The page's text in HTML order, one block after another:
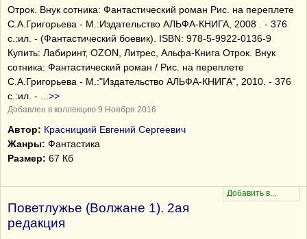
Отрок. Внук сотника: Фантастический роман Рис. на переплете
С.А.Григорьева - М.:Издательство АЛЬФА-КНИГА, 2008 . - 376
с.:ил. - (Фантастический боевик). ISBN: 978-5-9922-0136-9
Купить: Лабиринт, OZON, Литрес, Альфа-Книга Отрок. Внук
сотника: Фантастический роман / Рис. на переплете
С.А.Григорьева - М.:"Издательство АЛЬФА-КНИГА", 2010. - 376
с.:ил. -
>>
Добавлен в коллекцию 9 Ноября 2016
Автор: Красницкий Евгений Сергеевич
Жанры: Фантастика
Размер: 67 Кб
Поветлужье (Волжане 1). 2ая
редакция